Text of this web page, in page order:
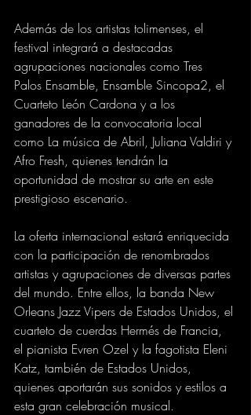
Además de los artistas tolimenses, el
festival integrará a destacadas
agrupaciones nacionales como Tres
Palos Ensamble, Ensamble Sincopa2, el
Cuarteto León Cardona y a los
ganadores de la convocatoria local
como La música de Abril, Juliana Valdiri y
Afro Fresh, quienes tendrán la
oportunidad de mostrar su arte en este
prestigioso escenario.
La oferta internacional estará enriquecida
con la participación de renombrados
artistas y agrupaciones de diversas partes
del mundo. Entre ellos, la banda New
Orleans Jazz Vipers de Estados Unidos, el
cuarteto de cuerdas Hermés de Francia,
el pianista Evren Ozel y la fagotista Eleni
Katz, también de Estados Unidos,
quienes aportarán sus sonidos y estilos a
esta gran celebración musical.